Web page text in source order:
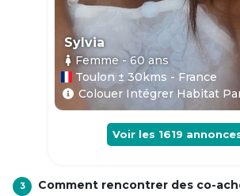
Sylvia
Femme - 60ans
Toulon ± 30kms - France
Colouer Intégrer Habitat
Voir les 1619
3
Comment rencontrer des co-